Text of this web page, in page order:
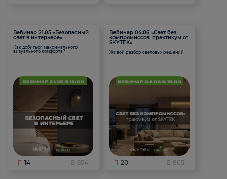
Вебинар 21.05 «Безопасный
свет в интерьере»
Как добиться максимального
визуального комфорта?
14 654
Вебинар 04.06 «Свет без
компромиссов: практикум от
SKYTEK»
Живой разбор световых решений
20 805